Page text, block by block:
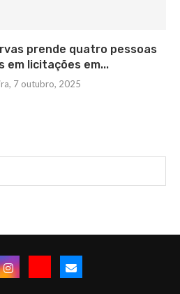
prende quatro pessoas
em licitações em...
7 outubro, 2025